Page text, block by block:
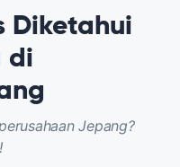
Diketahui
di
Jepang?